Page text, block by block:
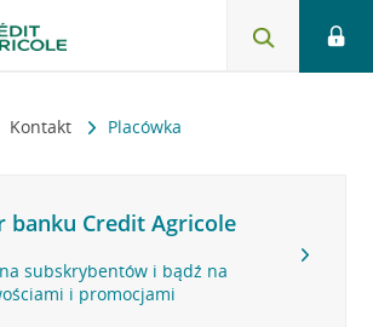
Kontakt Placówka
banku Credit Agricole
subskrybentów i bądź na
i promocjami